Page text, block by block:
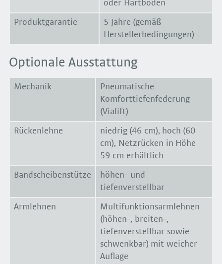
oder Hartböden
Produktgarantie
5 Jahre (gemäß
Herstellerbedingungen)
Optionale Ausstattung
Mechanik
Pneumatische
Komforttiefenfederung
(Vialift)
Rückenlehne
niedrig (46 cm), hoch (60
cm), Netzrücken in Höhe
59 cm erhältlich
Bandscheibenstütze
höhen- und
tiefenverstellbar
Armlehnen
Multifunktionsarmlehnen
(höhen-, breiten-,
tiefenverstellbar sowie
schwenkbar) mit weicher
Auflage